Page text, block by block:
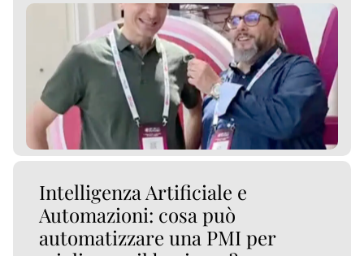
Intelligenza Artificiale e
Automazioni: cosa può
automatizzare una PMI per